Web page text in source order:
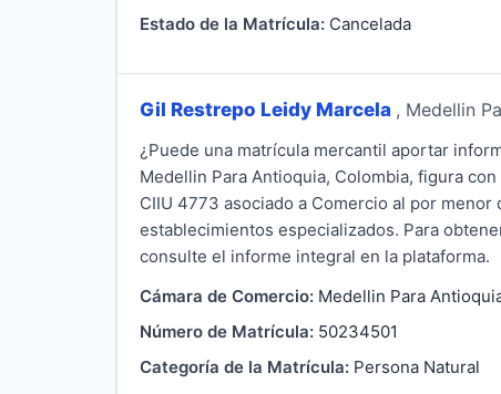
Estado de la Matrícula: Cancelada
Gil Restrepo Leidy Marcela , Medellin
¿Puede una matrícula mercantil aportar
Medellin Para Antioquia, Colombia, figura
CIIU 4773 asociado a Comercio al por
establecimientos especializados. Para
consulte el informe integral en la plataforma.
Cámara de Comercio: Medellin Para
Número de Matrícula: 50234501
Categoría de la Matrícula: Persona Natural